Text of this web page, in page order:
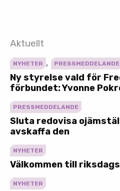
Aktuellt
NYHETER , PRESSMEDDELANDE
Ny styrelse vald för
förbundet: Yvonne
PRESSMEDDELANDE
Sluta redovisa
avskaffa den
NYHETER
Välkommen till
NYHETER